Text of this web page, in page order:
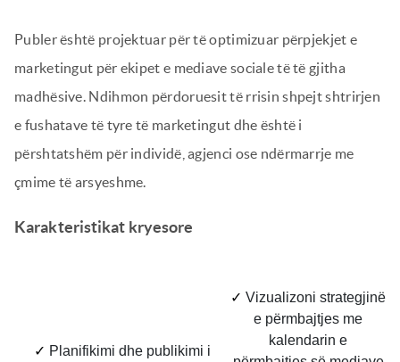
Publer është projektuar për të optimizuar përpjekjet e
marketingut për ekipet e mediave sociale të të gjitha
madhësive. Ndihmon përdoruesit të rrisin shpejt shtrirjen
e fushatave të tyre të marketingut dhe është i
përshtatshëm për individë, agjenci ose ndërmarrje me
çmime të arsyeshme.
Karakteristikat kryesore
✓ Planifikimi dhe publikimi i
✓ Vizualizoni strategjinë
e përmbajtjes me
kalendarin e